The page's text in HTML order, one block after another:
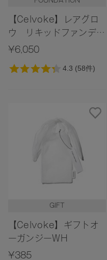
【Celvoke】レアグロ
ウ リキッドファンデー
ション
¥6,050
GIFT
【Celvoke】ギフトオ
ーガンジーWH
¥385